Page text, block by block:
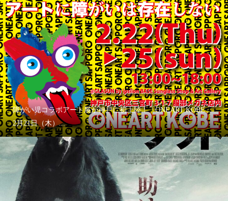
障がい児コラボアート展が神戸に初上陸！「ONEART KOBE」
2月21日（木）...